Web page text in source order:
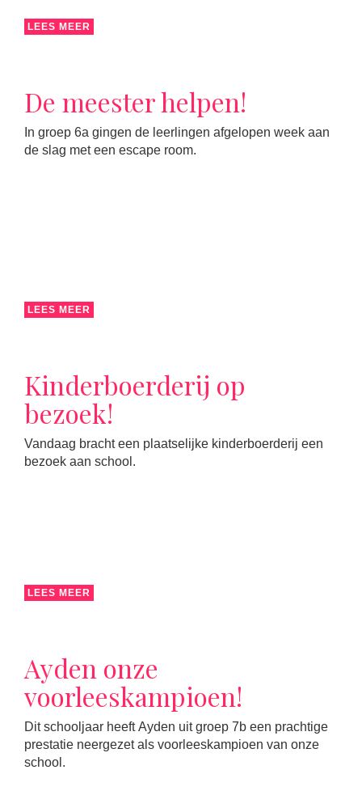
LEES MEER
De meester helpen!
In groep 6a gingen de leerlingen afgelopen week aan
de slag met een escape room.
LEES MEER
Kinderboerderij op
bezoek!
Vandaag bracht een plaatselijke kinderboerderij een
bezoek aan school.
LEES MEER
Ayden onze
voorleeskampioen!
Dit schooljaar heeft Ayden uit groep 7b een prachtige
prestatie neergezet als voorleeskampioen van onze
school.